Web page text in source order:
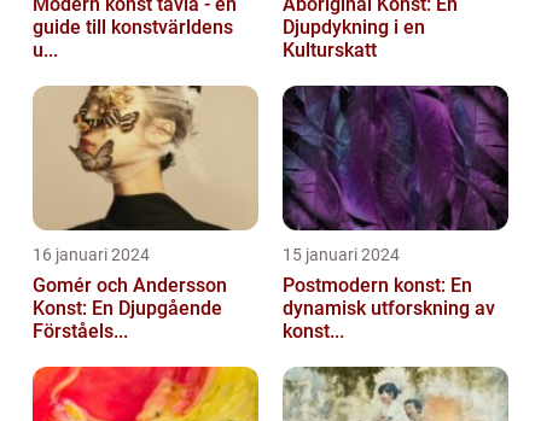
guide till konstvärldens
u...
Djupdykning i en
Kulturskatt
16 januari 2024
Gomér och Andersson
Konst: En Djupgående
Förståels...
15 januari 2024
Postmodern konst: En
dynamisk utforskning av
konst...